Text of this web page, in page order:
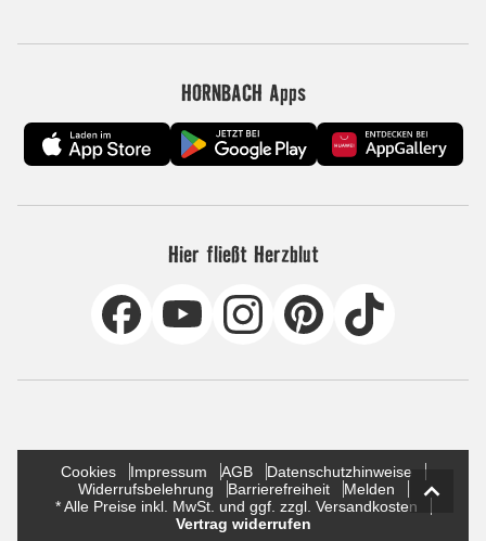
HORNBACH Apps
Hier fließt Herzblut
Cookies Impressum AGB
Datenschutzhinweise
Widerrufsbelehrung
Barrierefreiheit
Melden
* Alle Preise inkl. MwSt. und ggf. zzgl. Versandkosten
Vertrag widerrufen